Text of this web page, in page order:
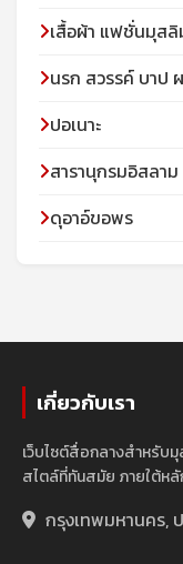
เสื้อผ้า แฟชั่นมุสลิ
นรก สวรรค์ บาป
ปอเนาะ
สารานุกรมอิสลาม
ดุอาอ์ขอพร
เกี่ยวกับเรา
เว็บไซต์สื่อกลางสำหรับ
สไตล์ที่ทันสมัย ภายใต้ห
กรุงเทพมหานคร,